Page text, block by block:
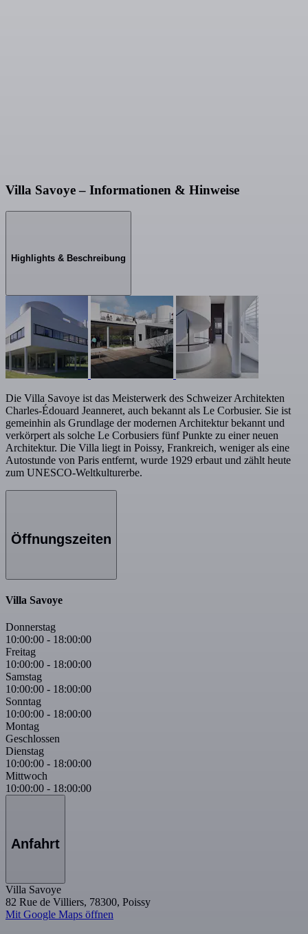
Villa Savoye – Informationen & Hinweise
Highlights & Beschreibung
Die Villa Savoye ist das Meisterwerk des Schweizer Architekten
Charles-Édouard Jeanneret, auch bekannt als Le Corbusier. Sie ist
gemeinhin als Grundlage der modernen Architektur bekannt und
verkörpert als solche Le Corbusiers fünf Punkte zu einer neuen
Architektur. Die Villa liegt in Poissy, Frankreich, weniger als eine
Autostunde von Paris entfernt, wurde 1929 erbaut und zählt heute
zum UNESCO-Weltkulturerbe.
Öffnungszeiten
Villa Savoye
Donnerstag
10:00:00 - 18:00:00
Freitag
10:00:00 - 18:00:00
Samstag
10:00:00 - 18:00:00
Sonntag
10:00:00 - 18:00:00
Montag
Geschlossen
Dienstag
10:00:00 - 18:00:00
Mittwoch
10:00:00 - 18:00:00
Anfahrt
Villa Savoye
82 Rue de Villiers, 78300, Poissy
Mit Google Maps öffnen